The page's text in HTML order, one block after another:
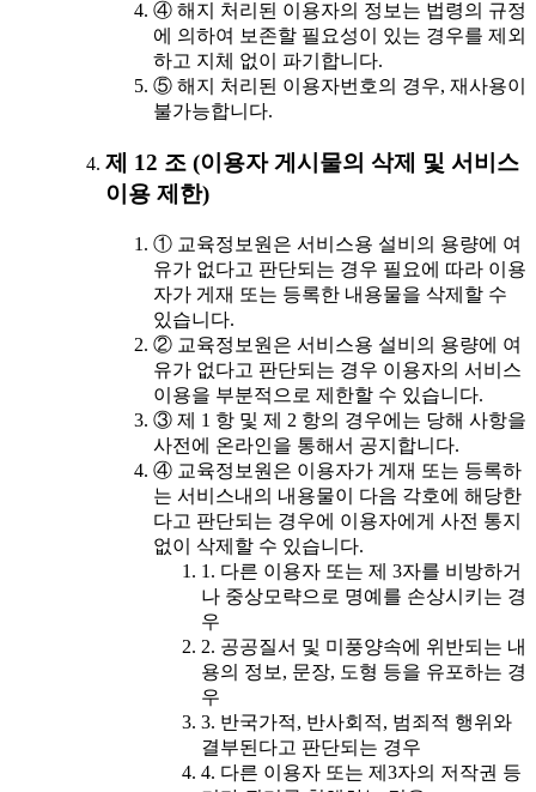
④ 해지 처리된 이용자의 정보는 법령의 규정
에 의하여 보존할 필요성이 있는 경우를 제외
하고 지체 없이 파기합니다.
⑤ 해지 처리된 이용자번호의 경우, 재사용이
불가능합니다.
제 12 조 (이용자 게시물의 삭제 및 서비스
이용 제한)
① 교육정보원은 서비스용 설비의 용량에 여
유가 없다고 판단되는 경우 필요에 따라 이용
자가 게재 또는 등록한 내용물을 삭제할 수
있습니다.
② 교육정보원은 서비스용 설비의 용량에 여
유가 없다고 판단되는 경우 이용자의 서비스
이용을 부분적으로 제한할 수 있습니다.
③ 제 1 항 및 제 2 항의 경우에는 당해 사항을
사전에 온라인을 통해서 공지합니다.
④ 교육정보원은 이용자가 게재 또는 등록하
는 서비스내의 내용물이 다음 각호에 해당한
다고 판단되는 경우에 이용자에게 사전 통지
없이 삭제할 수 있습니다.
1. 다른 이용자 또는 제 3자를 비방하거
나 중상모략으로 명예를 손상시키는 경
우
2. 공공질서 및 미풍양속에 위반되는 내
용의 정보, 문장, 도형 등을 유포하는 경
우
3. 반국가적, 반사회적, 범죄적 행위와
결부된다고 판단되는 경우
4. 다른 이용자 또는 제3자의 저작권 등